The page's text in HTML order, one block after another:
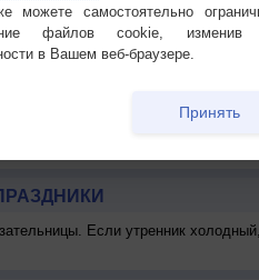
подробных данных
Если утренник
можете самостоятельно
файлов cookie, изменив
в Вашем веб-браузере.
Принять